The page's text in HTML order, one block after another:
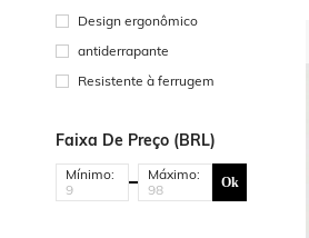
Design ergonômico
antiderrapante
Resistente à ferrugem
Faixa De Preço (BRL)
Mínimo: Máximo: Ok